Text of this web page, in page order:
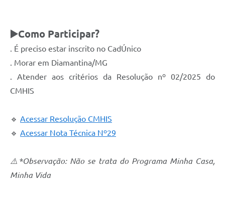
▶️Como Participar?
. É preciso estar inscrito no CadÚnico
. Morar em Diamantina/MG
. Atender aos critérios da Resolução nº 02/2025 do
CMHIS
🔹 Acessar Resolução CMHIS
🔹 Acessar Nota Técnica Nº29
⚠️*Observação: Não se trata do Programa Minha Casa,
Minha Vida